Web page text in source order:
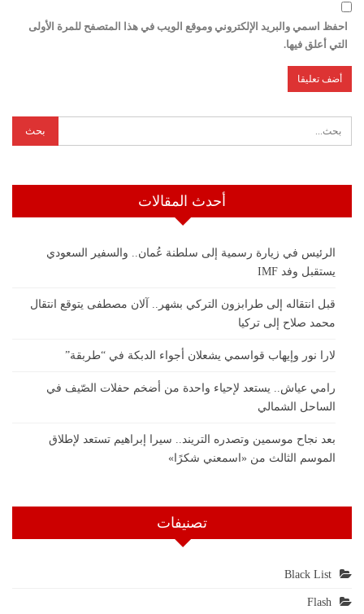
احفظ اسمي والبريد الإلكتروني وموقع الويب في هذا المتصفح للمرة الأولى
التي أعلق فيها.
أحدث المقالات
الرئيس في زيارة رسمية إلى سلطنة عُمان.. والسفير السعودي
يستقبل وفد IMF
قبل انتقاله إلى طرابزون التركي بشهر.. آلان مصطفى يتوقع انتقال
محمد صلاح إلى تركيا
لارا نور وإيهاب قواسمي يشعلان أجواء الدبكة في “طربقة”
رامي عياش.. يستعد لإحياء واحدة من أضخم حفلات الصّيف في
الساحل الشمالي
بعد نجاح موسمين وتصدره التريند.. سيرا إبراهيم تستعد لإطلاق
الموسم الثالث من «اسمعني شكرًا»
تصنيفات
Black List
Flash